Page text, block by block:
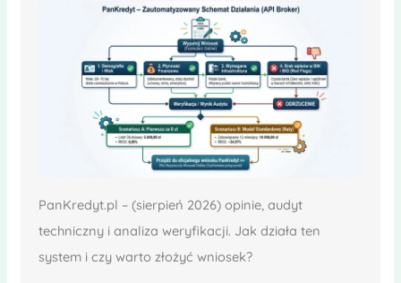
PanKredyt.pl – (sierpień 2026) opinie, audyt
techniczny i analiza weryfikacji. Jak działa ten
system i czy warto złożyć wniosek?